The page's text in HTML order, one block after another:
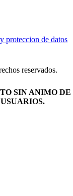
proteccion de datos
reservados.
SIN ANIMO